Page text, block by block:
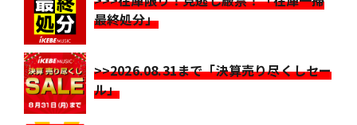
最終処分」
>>2026.08.31まで「決算売り尽くしセー
ル」